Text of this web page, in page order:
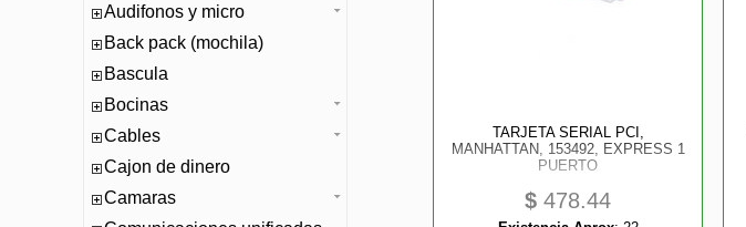
Audifonos y micro
Back pack (mochila)
Bascula
Bocinas
Cables
Cajon de dinero
Camaras
TARJETA SERIAL PCI,
MANHATTAN, 153492, EXPRESS 1
PUERTO
$ 478.44